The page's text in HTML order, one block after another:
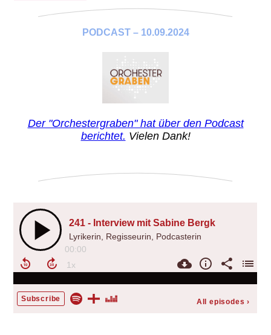
PODCAST – 10.09.2024
Der "Orchestergraben" hat über den Podcast
berichtet. Vielen Dank!